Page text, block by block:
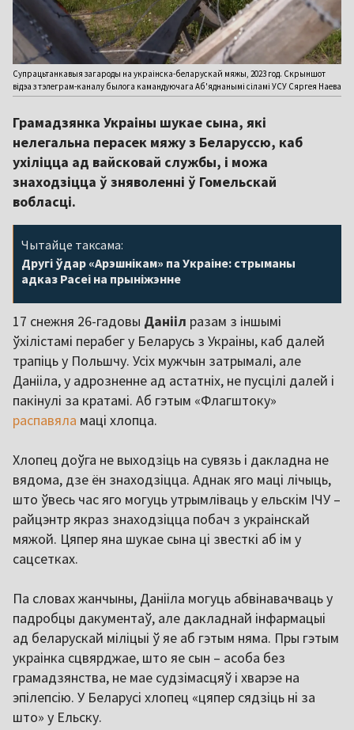
Супрацьтанкавыя загароды на украінска-беларускай мяжы, 2023 год. Скрыншот
відэа з тэлеграм-каналу былога камандуючага Аб'яднанымі сіламі УСУ Сяргея Наева
Грамадзянка Украіны шукае сына, які
нелегальна перасек мяжу з Беларуссю, каб
ухіліцца ад вайсковай службы, і можа
знаходзіцца ў зняволенні ў Гомельскай
вобласці.
Чытайце таксама:
Другі ўдар «Арэшнікам» па Украіне: стрыманы
адказ Расеі на прыніжэнне
17 снежня 26-гадовы Данііл разам з іншымі
ўхілістамі перабег у Беларусь з Украіны, каб далей
трапіць у Польшчу. Усіх мужчын затрымалі, але
Данііла, у адрозненне ад астатніх, не пусцілі далей і
пакінулі за кратамі. Аб гэтым «Флагштоку»
распавяла маці хлопца.
Хлопец доўга не выходзіць на сувязь і дакладна не
вядома, дзе ён знаходзіцца. Аднак яго маці лічыць,
што ўвесь час яго могуць утрымліваць у ельскім ІЧУ –
райцэнтр якраз знаходзіцца побач з украінскай
мяжой. Цяпер яна шукае сына ці звесткі аб ім у
сацсетках.
Па словах жанчыны, Данііла могуць абвінавачваць у
падробцы дакументаў, але дакладнай інфармацыі
ад беларускай міліцыі ў яе аб гэтым няма. Пры гэтым
украінка сцвярджае, што яе сын – асоба без
грамадзянства, не мае судзімасцяў і хварэе на
эпілепсію. У Беларусі хлопец «цяпер сядзіць ні за
што» у Ельску.